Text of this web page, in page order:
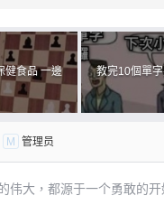
健食品 一邊
教完10個單
M 管理员
伟大，都源于一个勇敢的开